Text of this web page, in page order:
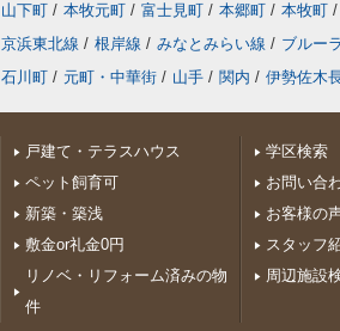
山下町 / 本牧元町 / 富士見町 / 本郷町 / 本牧町 /
京浜東北線 / 根岸線 / みなとみらい線 / ブルー
石川町 / 元町・中華街 / 山手 / 関内 / 伊勢佐木
戸建て・テラスハウス
ペット飼育可
新築・築浅
敷金or礼金0円
リノベ・リフォーム済みの物
件
学区検索
お問い合
お客様の
スタッフ
周辺施設